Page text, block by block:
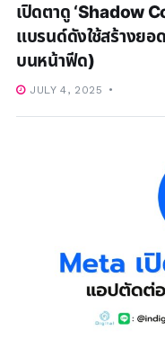
เปิดตาดู ‘Shadow
แบรนด์ดังใช้สร้างยอ
บนหน้าฟีด)
JULY 4, 2025